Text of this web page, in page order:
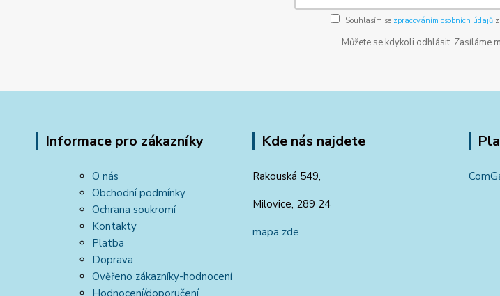
Souhlasím se zpracováním osobních údajů
Můžete se kdykoli odhlásit. Zasíláme
Informace pro zákazníky
O nás
Obchodní podmínky
Ochrana soukromí
Kontakty
Platba
Doprava
Ověřeno zákazníky-hodnocení
Hodnocení/doporučení
Kde nás najdete
Rakouská 549,
Milovice, 289 24
mapa zde